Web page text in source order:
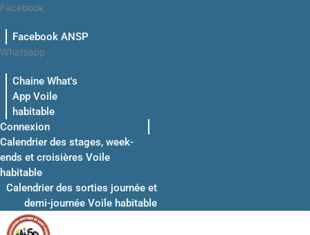
Aller
contenu
Facebook
Facebook ANSP
Whatsapp
Chaine What's
App Voile
habitable
Connexion
Calendrier des stages, week-
ends et croisières Voile
habitable
Calendrier des sorties journée et
demi-journée Voile habitable